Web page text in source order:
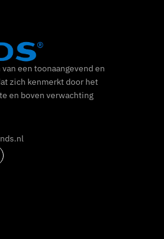
een toonaangevend en
zich kenmerkt door het
en boven verwachting